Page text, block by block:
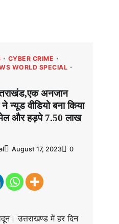
CYBER CRIME
WORLD SPECIAL
अनजान
वीडियो बना किया
और हड़पे 7.50 लाख
August 17, 2023 0
उत्तराखण्ड में हर दिन